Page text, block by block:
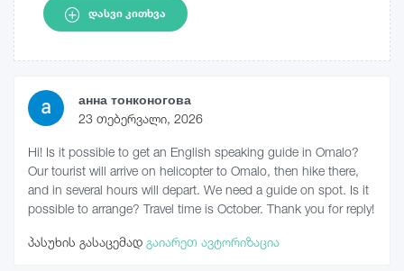
ᲓᲐᲡᲕᲘ ᲙᲘᲗᲮᲕᲐ
анна тонконогова
23 თებერვალი, 2026
Hi! Is it possible to get an English speaking guide in Omalo?
Our tourist will arrive on helicopter to Omalo, then hike there,
and in several hours will depart. We need a guide on spot. Is it
possible to arrange? Travel time is October. Thank you for reply!
პასუხის გასაცემად გაიარეთ ავტორიზაცია